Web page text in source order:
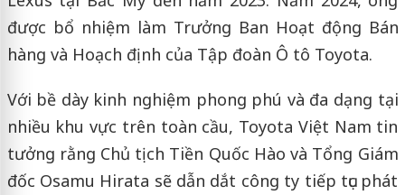
được bổ nhiệm làm Trưởng Ban Hoạt động Bán
hàng và Hoạch định của Tập đoàn Ô tô Toyota.
Với bề dày kinh nghiệm phong phú và đa dạng tại
nhiều khu vực trên toàn cầu, Toyota Việt Nam tin
tưởng rằng Chủ tịch Tiền Quốc Hào và Tổng Giám
đốc Osamu Hirata sẽ dẫn dắt công ty tiếp tục phát